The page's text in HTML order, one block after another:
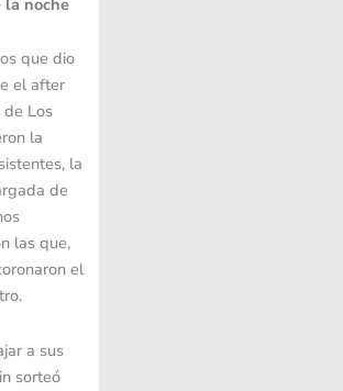
que dio
el after
Los
la
la
de
las que,
el
a sus
sorteó